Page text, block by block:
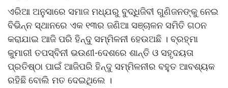
ଏରିଆ ଅନୁସାରେ ସମାଜ ମଧ୍ଯରୁ ବୁଦ୍ଧିଜିବୀ ଗୁଣିଜନଙ୍କୁ ନେଇ
ବିଭିନ୍ନ ସ୍ଥାନରେ ଏକ ୧୩ର ଜଣିଆ ସଞ୍ଚାଳନ ସମିତି ଗଠନ
କରାଯାଇ ଆଜି ପରି ହିନ୍ଦୁ ସମ୍ମିଳନୀ ହେଉଅଛି । ବ୍ରହ୍ମା
କୁମାରୀ ତପସ୍ବିନୀ ଭଉଣୀ-ଦେଶରେ ଶାନ୍ତି ଓ ସହୃଦୟତା
ପ୍ରତିଷ୍ଠା ପାଇଁ ଆଜିପରି ହିନ୍ଦୁ ସମ୍ମିଳନୀର ବହୁତ ଆବଶ୍ୟକ
ରହିଛି ବୋଲି ମତ ଦେଇଥିଲେ ।